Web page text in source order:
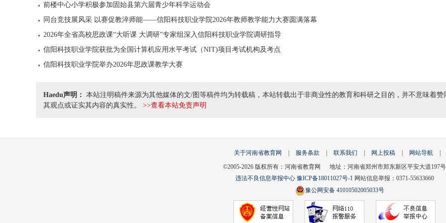
前楼中心小学积极参加固始县第六届青少年科学运动会
同台竞技展风采 以赛促教淬师能——信阳科技职业学院2026年教师教学能力大赛圆满落幕
2026年全省高校思政课“大听课 大调研”专家组深入信阳科技职业学院调研指导
信阳科技职业学院获批为全国计算机应用水平考试（NIT)项目考试机构及考点
信阳科技职业学院举办2026年思政课教学大赛
Haedu声明： 本站注明稿件来源为其他媒体的文/图等稿件均为转载稿，本站转载出于非商业性的教育和科研之目的，并不意味着赞
其观点或证实其内容的真实性。 >>查看本站免责声明
关于河南省教育网 服务条款 联系我们 网上投稿 网站导航
©2005-2026 版权所有：河南省教育网 地址：河南省郑州市郑东新区平安大道197号
违法不良信息举报中心 豫ICP备18011027号-1网站信息举报：0371-55633660
豫公网安备 41010502005033号